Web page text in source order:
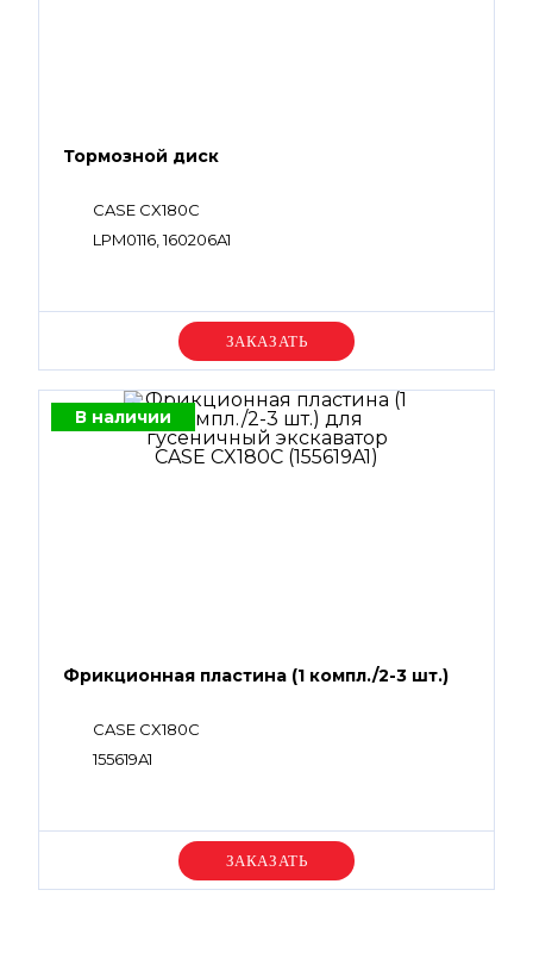
Тормозной диск
CASE CX180C
LPM0116, 160206A1
Уточняйте цену
В наличии
Фрикционная пластина (1 компл./2-3 шт.)
CASE CX180C
155619A1
Уточняйте цену